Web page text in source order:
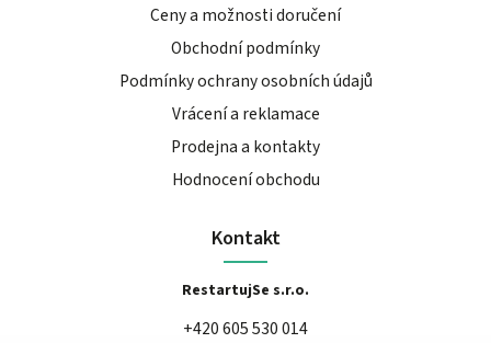
Ceny a možnosti doručení
Obchodní podmínky
Podmínky ochrany osobních údajů
Vrácení a reklamace
Prodejna a kontakty
Hodnocení obchodu
Kontakt
RestartujSe s.r.o.
+420 605 530 014